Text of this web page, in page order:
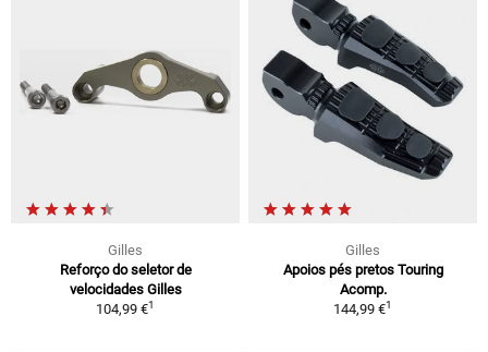
Gilles
Reforço do seletor de
velocidades Gilles
104,99 €1
Gilles
Apoios pés pretos Touring
Acomp.
144,99 €1